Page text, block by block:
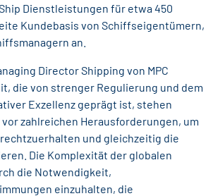
Dienstleistungen für etwa 450
Kundebasis von Schiffseigentümern,
an.
Director Shipping von MPC
die von strenger Regulierung und dem
Exzellenz geprägt ist, stehen
zahlreichen Herausforderungen, um
und gleichzeitig die
Die Komplexität der globalen
die Notwendigkeit,
einzuhalten, die